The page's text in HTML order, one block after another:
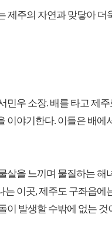
제주의 자연과 맞닿아
민우 소장. 배를 타고 제
이야기한다. 이들은 배에
살을 느끼며 물질하는 해
이곳, 제주도 구좌읍에
이 발생할 수밖에 없는 것